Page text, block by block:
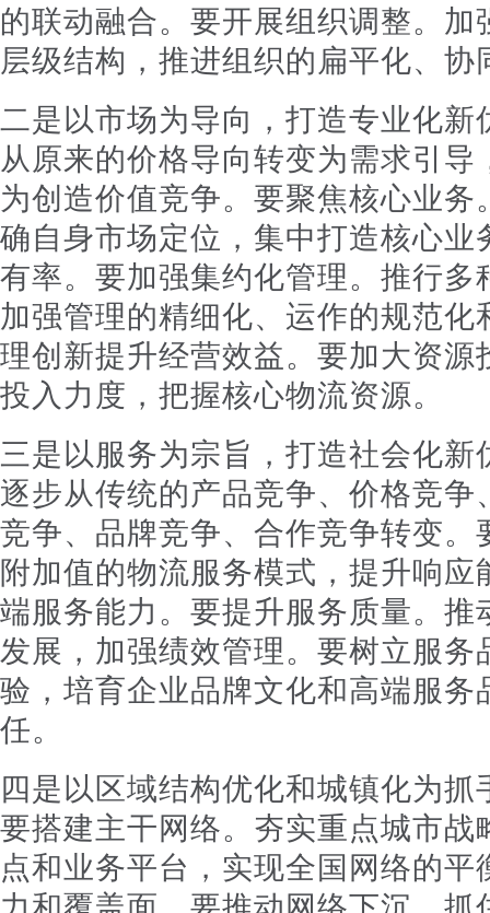
的联动融合。要开展组织调整。
层级结构，推进组织的扁平化、协
二是以市场为导向，打造专业化
从原来的价格导向转变为需求引
为创造价值竞争。要聚焦核心业
确自身市场定位，集中打造核心
有率。要加强集约化管理。推行
加强管理的精细化、运作的规范
理创新提升经营效益。要加大资
投入力度，把握核心物流资源。
三是以服务为宗旨，打造社会化
逐步从传统的产品竞争、价格竞
竞争、品牌竞争、合作竞争转变
附加值的物流服务模式，提升响
端服务能力。要提升服务质量。
发展，加强绩效管理。要树立服务
验，培育企业品牌文化和高端服
任。
四是以区域结构优化和城镇化为
要搭建主干网络。夯实重点城市
点和业务平台，实现全国网络的